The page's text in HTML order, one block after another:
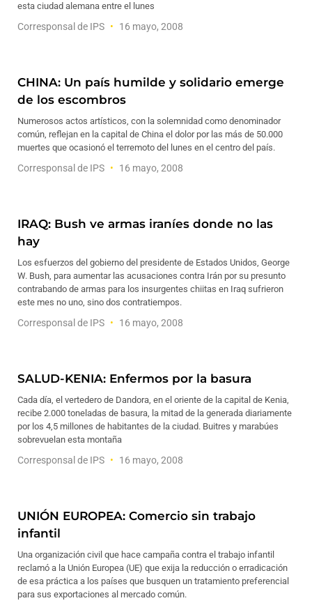
esta ciudad alemana entre el lunes
Corresponsal de IPS 16 mayo, 2008
CHINA: Un país humilde y solidario emerge
de los escombros
Numerosos actos artísticos, con la solemnidad como denominador
común, reflejan en la capital de China el dolor por las más de 50.000
muertes que ocasionó el terremoto del lunes en el centro del país.
Corresponsal de IPS 16 mayo, 2008
IRAQ: Bush ve armas iraníes donde no las
hay
Los esfuerzos del gobierno del presidente de Estados Unidos, George
W. Bush, para aumentar las acusaciones contra Irán por su presunto
contrabando de armas para los insurgentes chiitas en Iraq sufrieron
este mes no uno, sino dos contratiempos.
Corresponsal de IPS 16 mayo, 2008
SALUD-KENIA: Enfermos por la basura
Cada día, el vertedero de Dandora, en el oriente de la capital de Kenia,
recibe 2.000 toneladas de basura, la mitad de la generada diariamente
por los 4,5 millones de habitantes de la ciudad. Buitres y marabúes
sobrevuelan esta montaña
Corresponsal de IPS 16 mayo, 2008
UNIÓN EUROPEA: Comercio sin trabajo
infantil
Una organización civil que hace campaña contra el trabajo infantil
reclamó a la Unión Europea (UE) que exija la reducción o erradicación
de esa práctica a los países que busquen un tratamiento preferencial
para sus exportaciones al mercado común.